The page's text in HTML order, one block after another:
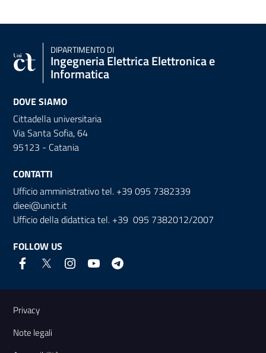
DIPARTIMENTO DI
Ingegneria Elettrica Elettronica e
Informatica
DOVE SIAMO
Cittadella universitaria
Via Santa Sofia, 64
95123 - Catania
CONTATTI
Ufficio amministrativo tel. +39 095 7382339
dieei@unict.it
Ufficio della didattica tel. +39 095 7382012/2007
FOLLOW US
Useful links and information
Privacy
Note legali